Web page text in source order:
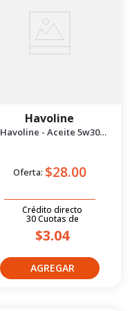
Havoline
Havoline - Aceite 5w30
Oferta: $28.00
Crédito directo
30Cuotas de
$3.04